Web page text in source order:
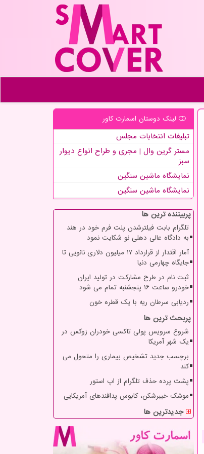
لینک دوستان اسمارت كاور
تبلیغات انتخابات مجلس
مستر گرین وال | مجری و طراح انواع دیوار
سبز
نمایشگاه ماشین سنگین
نمایشگاه ماشین سنگین
پربیننده ترین ها
تلگرام بابت فیلترشدن پلت فرم خود در هند
به دادگاه عالی دهلی نو شکایت نمود
آمار اقتدار از قرارداد ۱۷ میلیون دلاری نانویی تا
جایگاه چهارمی دنیا
ثبت نام در طرح مشارکت در تولید ایران
خودرو ساعت ۱۶ پنجشنبه تمام می شود
ردیابی سرطان ریه با یک قطره خون
پربحث ترین ها
شروع سرویس پولی تاکسی خودران زوکس در
یک شهر آمریکا
برچسب جدید تشخیص بیماری را متحول می
کند
پشت پرده حذف تلگرام از اپ استور
موشک خیبرشکن، کابوس پدافندهای آمریکایی
جدیدترین ها